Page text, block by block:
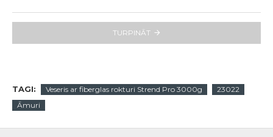
TURPINĀT
TAGI: Veseris ar fiberglas rokturi Strend Pro 3000g
23022
Āmuri